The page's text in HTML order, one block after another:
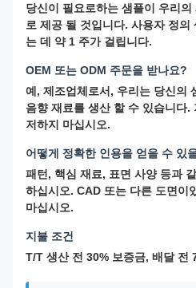
당신이 필요로하는 샘플이 우리
로 제공 될 것입니다. 사용자 정
는 데 약 1 주가 걸립니다.
OEM 또는 ODM 주문을 받나요?
예, 제조업체로서, 우리는 당신의
음향 재료를 생산 할 수 있습니다.
저하지 마십시오.
어떻게 정확한 인용을 얻을 수 있
패턴, 핵심 재료, 표면 사양 등과
하십시오. CAD 또는 다른 도면이
마십시오.
지불 조건
T/T 생산 전 30% 보증금, 배달 전